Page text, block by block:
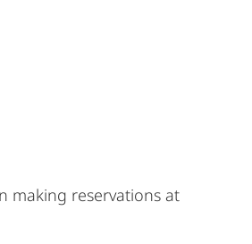
making reservations at